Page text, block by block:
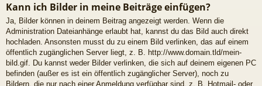
Kann ich Bilder in meine Beiträge einfügen?
Ja, Bilder können in deinem Beitrag angezeigt werden. Wenn die
Administration Dateianhänge erlaubt hat, kannst du das Bild auch direkt
hochladen. Ansonsten musst du zu einem Bild verlinken, das auf einem
öffentlich zugänglichen Server liegt, z. B. http://www.domain.tld/mein-
bild.gif. Du kannst weder Bilder verlinken, die sich auf deinem eigenen PC
befinden (außer es ist ein öffentlich zugänglicher Server), noch zu
Bildern, die nur nach einer Anmeldung verfügbar sind, z. B. Hotmail- oder